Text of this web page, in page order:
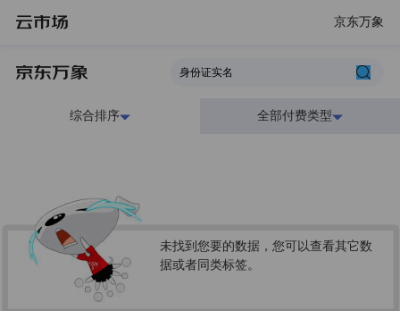
京东万象
综合排序 全部付费类型
未找到您要的数据，您可以查看其它数
据或者同类标签。